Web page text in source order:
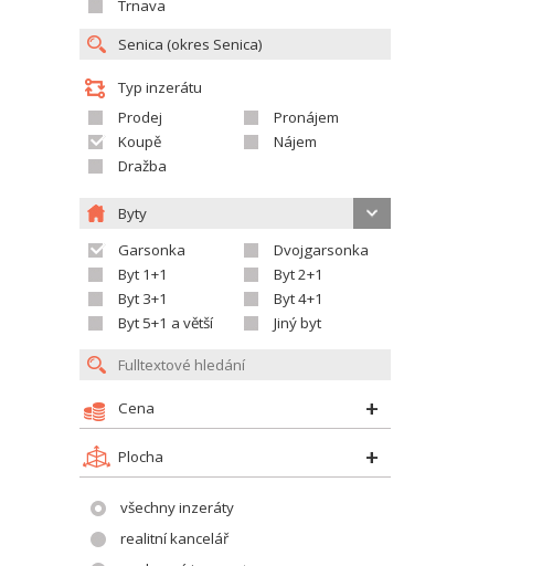
Trnava
Typ inzerátu
Prodej
Pronájem
Koupě
Nájem
Dražba
Byty
Garsonka
Dvojgarsonka
Byt 1+1
Byt 2+1
Byt 3+1
Byt 4+1
Byt 5+1 a větší
Jiný byt
Cena
Plocha
všechny inzeráty
realitní kancelář